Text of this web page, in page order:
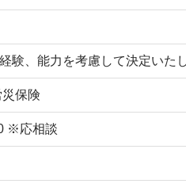
、能力を考慮して決定いた
保険
※応相談